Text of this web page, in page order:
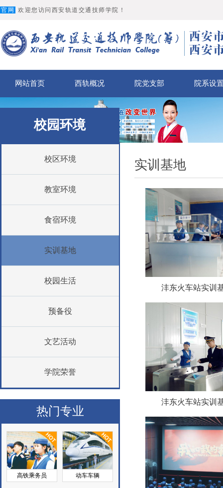
官网 欢迎您访问西安轨道交通技师学院！
网站首页 西轨概况 院党支部 院系设
校园环境
校区环境
教室环境
食宿环境
实训基地
校园生活
预备役
文艺活动
学院荣誉
热门专业
高铁乘务员 动车车辆
实训基地
沣东火车站实训
沣东火车站实训